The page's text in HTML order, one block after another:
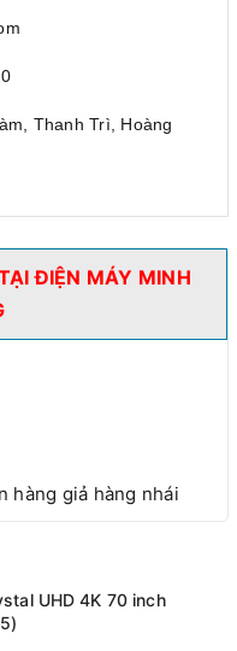
Thanh Trì, Hoàng
ĐIỆN MÁY MINH
hàng giả hàng nhái
UHD 4K 70 inch